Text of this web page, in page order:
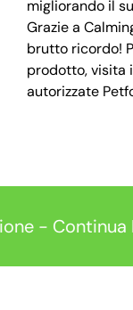
migliorando il
Grazie a
brutto ricordo!
prodotto, visita
autorizzate
- Continua